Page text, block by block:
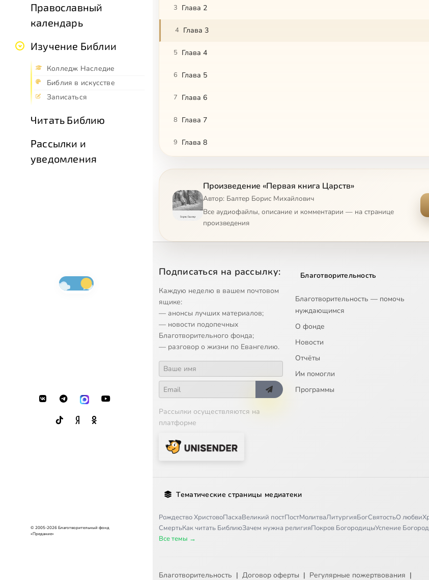
Православный
календарь
Изучение Библии
Колледж Наследие
Библия в искусстве
Записаться
Читать Библию
Рассылки и
уведомления
© 2005-2026 Благотворительный фонд
«Предание»
3 Глава 2
4 Глава 3
5 Глава 4
6 Глава 5
7 Глава 6
8 Глава 7
9 Глава 8
Глава 10
12 Глава 11
15 Главы 14, 1
16 Главы 14, 2
17 Глава 15
18 Глава 16
19 Главы 17, 1
20
21 Глава 18
23
26 Глава 23
Произведение «Первая книга Царств»
Автор: Балтер Борис Михайлович
Все аудиофайлы, описание и комментарии — на странице
произведения
Подписаться на рассылку:
Каждую неделю в вашем почтовом
ящике:
— анонсы лучших материалов;
— новости подопечных
Благотворительного фонда;
— разговор о жизни по Евангелию.
Рассылки осуществляются на
платформе
Благотворительность
Благотворительность — помочь
нуждающимся
О фонде
Новости
Отчёты
Им помогли
Программы
Тематические страницы медиатеки
Рождество ХристовоПасхаВеликий постПостМолитваЛитургияБогСвятостьО любви
СмертьКак читать БиблиюЗачем нужна религияПокров БогородицыУспение
Все темы →
Благотворительность | Договор оферты | Регулярные пожертвования |